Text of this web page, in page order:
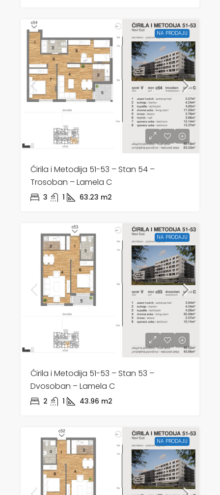
NA PRODAJU
Ćirila i Metodija 51-53 – Stan 54 –
Trosoban – Lamela C
3 1 63.23 m2
NA PRODAJU
Ćirila i Metodija 51-53 – Stan 53 –
Dvosoban – Lamela C
2 1 43.96 m2
NA PRODAJU